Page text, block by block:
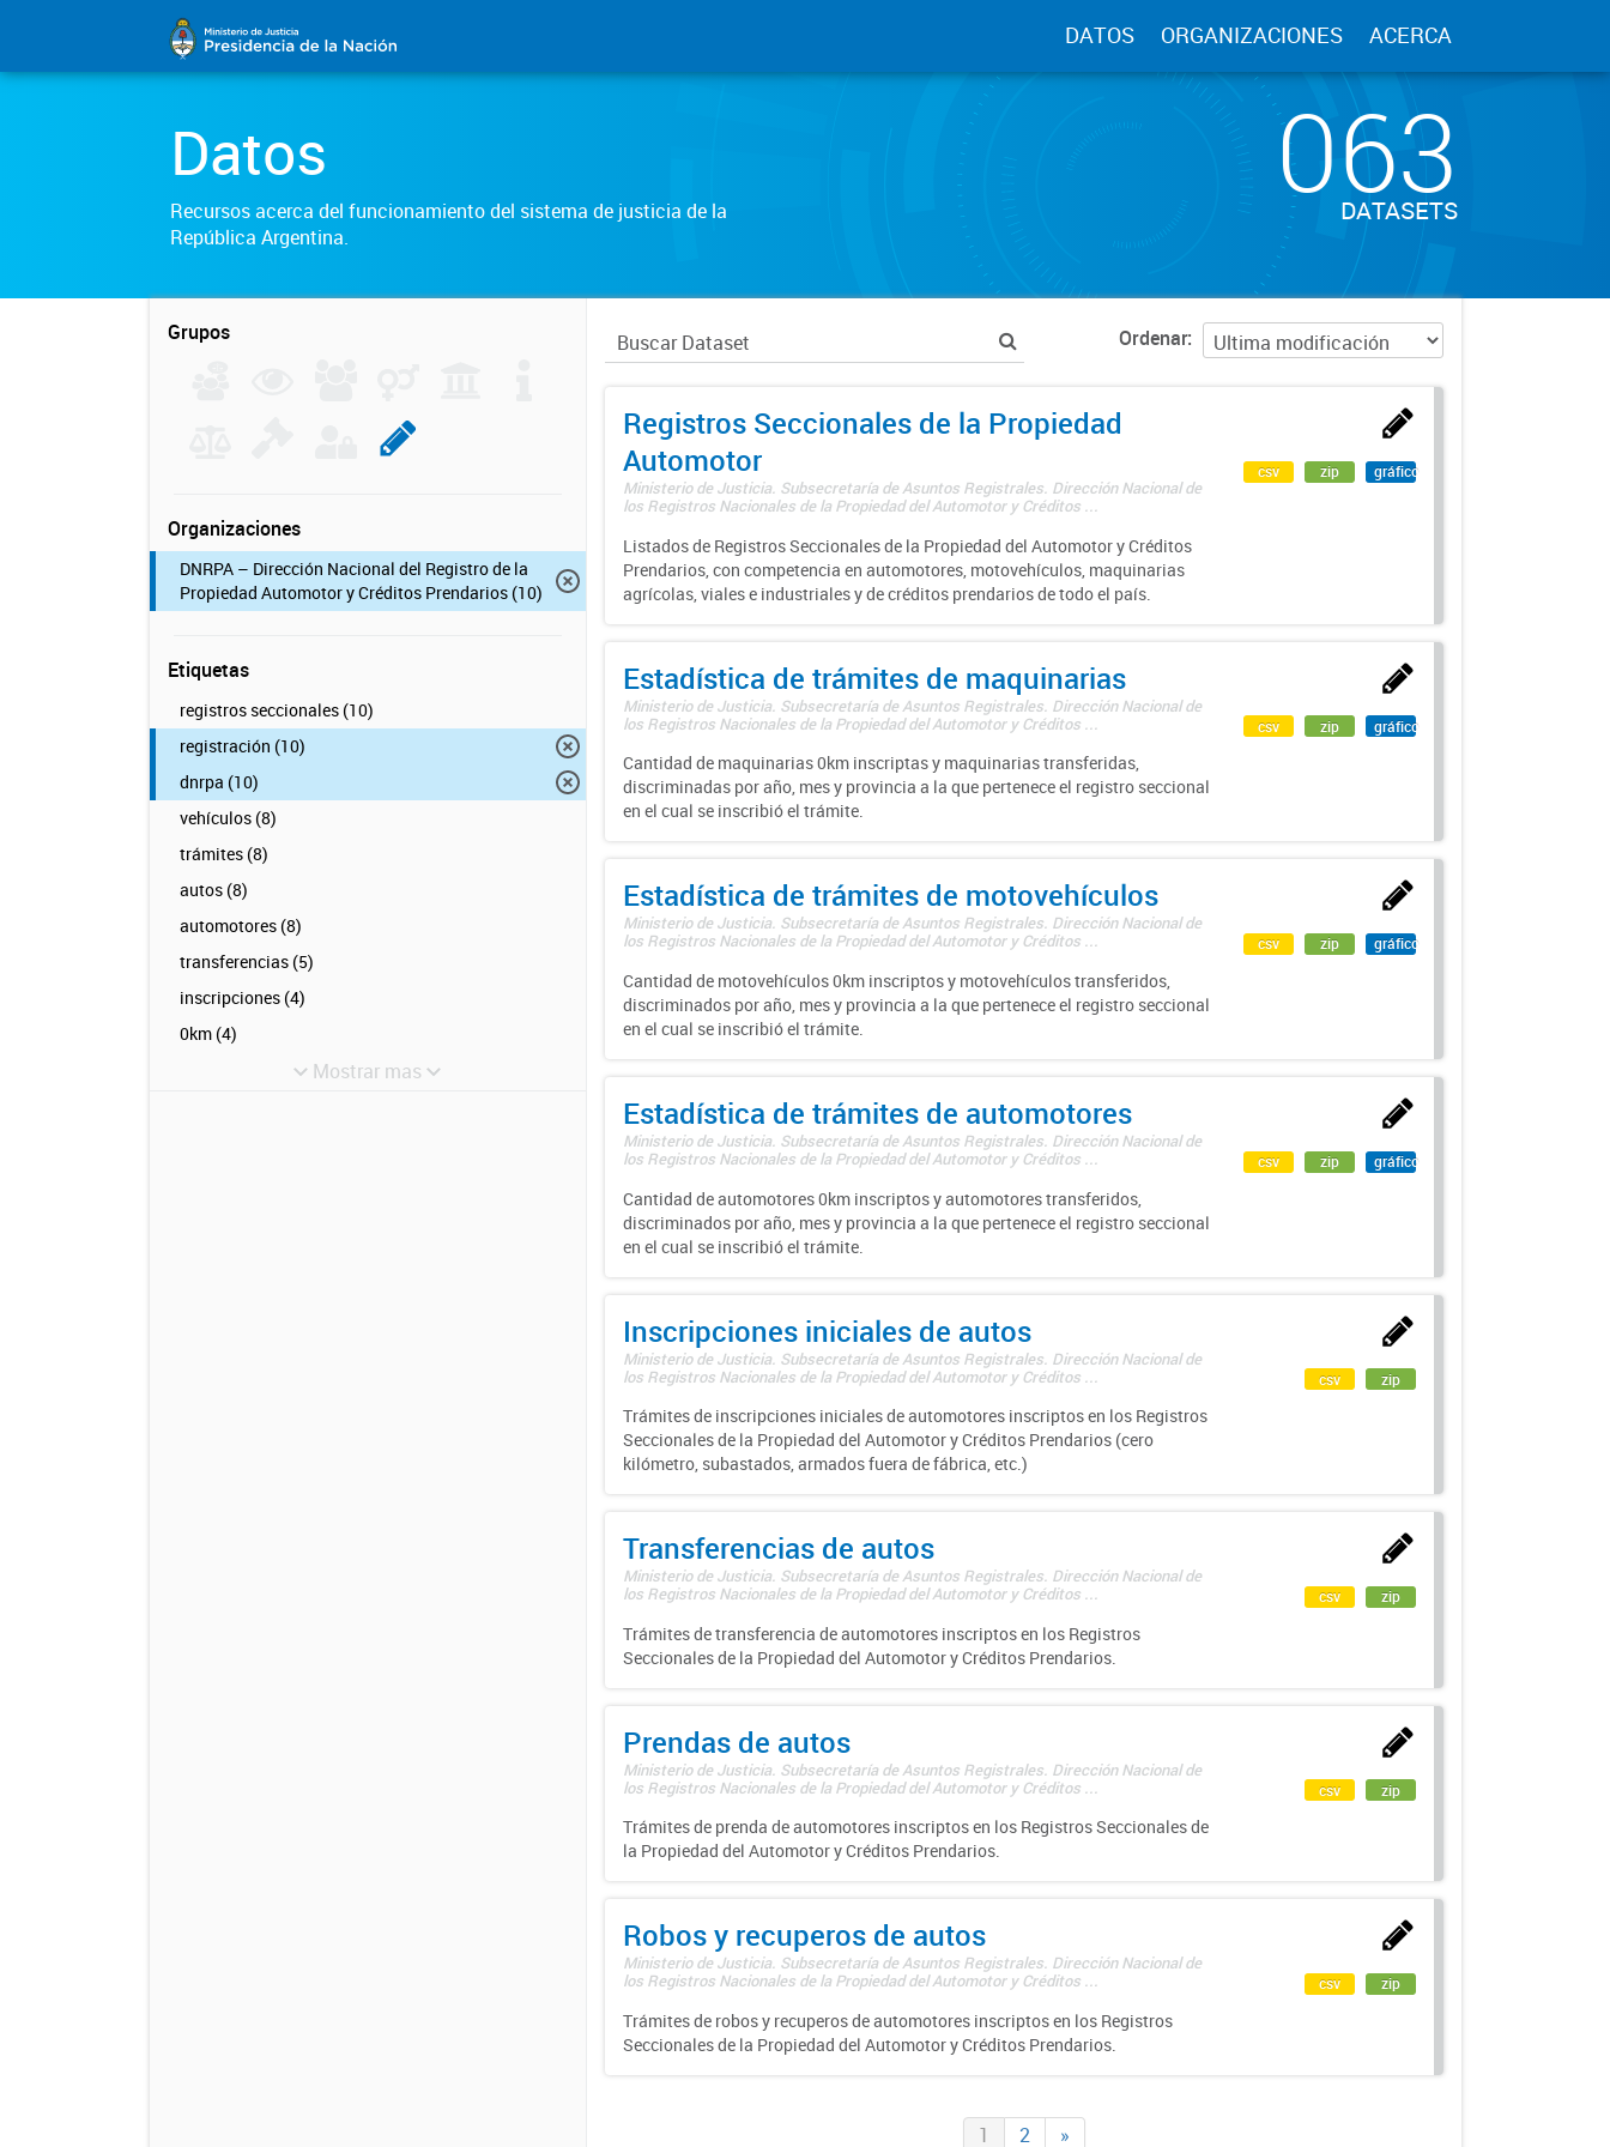
DATOS ORGANIZACIONES ACERCA
Datos
Recursos acerca del funcionamiento del sistema de justicia de la
República Argentina.
063
DATASETS
Grupos
Organizaciones
DNRPA – Dirección Nacional del Registro de la
Propiedad Automotor y Créditos Prendarios (10)
Etiquetas
registros seccionales (10)
registración (10)
dnrpa (10)
vehículos (8)
trámites (8)
autos (8)
automotores (8)
transferencias (5)
inscripciones (4)
0km (4)
Mostrar mas
Ordenar
Registros Seccionales de la Propiedad
Automotor
Ministerio de Justicia. Subsecretaría de Asuntos Registrales. Dirección Nacional de
los Registros Nacionales de la Propiedad del Automotor y Créditos ...
Listados de Registros Seccionales de la Propiedad del Automotor y Créditos
Prendarios, con competencia en automotores, motovehículos, maquinarias
agrícolas, viales e industriales y de créditos prendarios de todo el país.
csv zip gráfico
Estadística de trámites de maquinarias
Ministerio de Justicia. Subsecretaría de Asuntos Registrales. Dirección Nacional de
los Registros Nacionales de la Propiedad del Automotor y Créditos ...
Cantidad de maquinarias 0km inscriptas y maquinarias transferidas,
discriminadas por año, mes y provincia a la que pertenece el registro seccional
en el cual se inscribió el trámite.
csv zip gráfico
Estadística de trámites de motovehículos
Ministerio de Justicia. Subsecretaría de Asuntos Registrales. Dirección Nacional de
los Registros Nacionales de la Propiedad del Automotor y Créditos ...
Cantidad de motovehículos 0km inscriptos y motovehículos transferidos,
discriminados por año, mes y provincia a la que pertenece el registro seccional
en el cual se inscribió el trámite.
csv zip gráfico
Estadística de trámites de automotores
Ministerio de Justicia. Subsecretaría de Asuntos Registrales. Dirección Nacional de
los Registros Nacionales de la Propiedad del Automotor y Créditos ...
Cantidad de automotores 0km inscriptos y automotores transferidos,
discriminados por año, mes y provincia a la que pertenece el registro seccional
en el cual se inscribió el trámite.
csv zip gráfico
Inscripciones iniciales de autos
Ministerio de Justicia. Subsecretaría de Asuntos Registrales. Dirección Nacional de
los Registros Nacionales de la Propiedad del Automotor y Créditos ...
Trámites de inscripciones iniciales de automotores inscriptos en los Registros
Seccionales de la Propiedad del Automotor y Créditos Prendarios (cero
kilómetro, subastados, armados fuera de fábrica, etc.)
csv zip
Transferencias de autos
Ministerio de Justicia. Subsecretaría de Asuntos Registrales. Dirección Nacional de
los Registros Nacionales de la Propiedad del Automotor y Créditos ...
Trámites de transferencia de automotores inscriptos en los Registros
Seccionales de la Propiedad del Automotor y Créditos Prendarios.
csv zip
Prendas de autos
Ministerio de Justicia. Subsecretaría de Asuntos Registrales. Dirección Nacional de
los Registros Nacionales de la Propiedad del Automotor y Créditos ...
Trámites de prenda de automotores inscriptos en los Registros Seccionales de
la Propiedad del Automotor y Créditos Prendarios.
csv zip
Robos y recuperos de autos
Ministerio de Justicia. Subsecretaría de Asuntos Registrales. Dirección Nacional de
los Registros Nacionales de la Propiedad del Automotor y Créditos ...
Trámites de robos y recuperos de automotores inscriptos en los Registros
Seccionales de la Propiedad del Automotor y Créditos Prendarios.
csv zip
1 2 »